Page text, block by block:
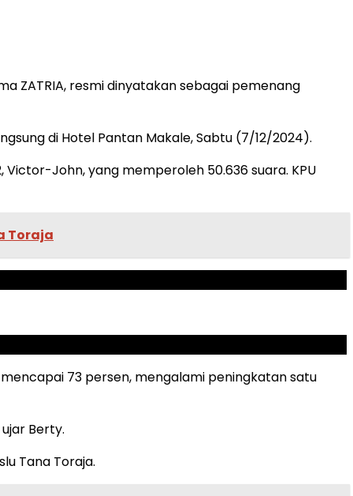
ZATRIA, resmi dinyatakan sebagai pemenang
di Hotel Pantan Makale, Sabtu (7/12/2024).
John, yang memperoleh 50.636 suara. KPU
Toraja
73 persen, mengalami peningkatan satu
Berty.
Tana Toraja.